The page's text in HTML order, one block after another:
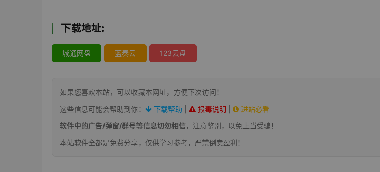
下载地址:
城通网盘 蓝奏云 123云盘
如果您喜欢本站，可以收藏本网址，方便下次访问！
这些信息可能会帮助到你：
下载帮助 报毒说明
进站必看
软件中的广告/弹窗/群号等信息切勿相信，注意鉴别，以免上当受骗！
本站软件全都是免费分享，仅供学习参考，严禁倒卖盈利！